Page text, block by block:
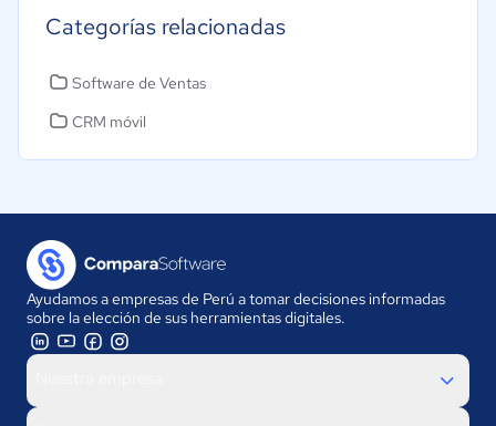
Categorías relacionadas
Software de Ventas
CRM móvil
Ayudamos a empresas de Perú a tomar decisiones informadas
sobre la elección de sus herramientas digitales.